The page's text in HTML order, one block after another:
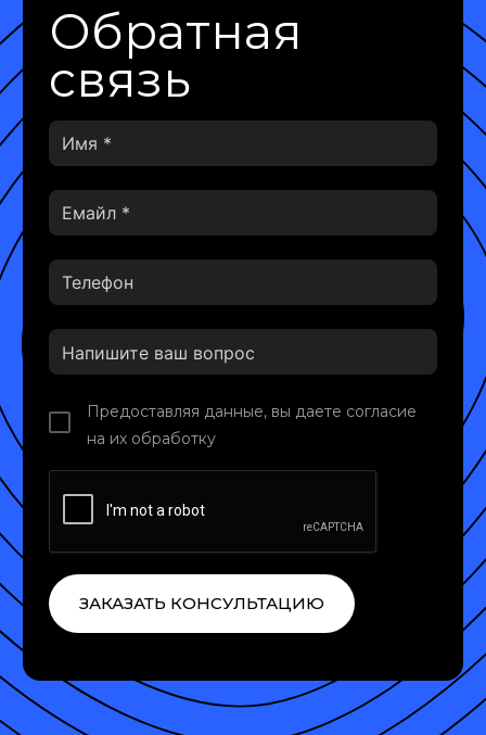
Обратная
связь
Предоставляя данные, вы даете согласие
на их обработку
ЗАКАЗАТЬ КОНСУЛЬТАЦИЮ